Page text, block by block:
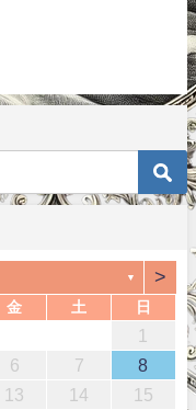
▼ >
金 土 日
1
6 7
8
13 14
15